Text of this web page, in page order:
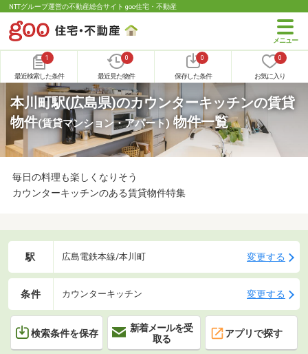
NTTグループ運営の不動産総合サイト goo住宅・不動産
1
最近検索した条件
0
最近見た物件
0
保存した条件
0
お気に入り
本川町駅(広島県)のカウンターキッチンの賃貸
物件(賃貸マンション・アパート)物件一覧
毎日の料理も楽しくなりそう
カウンターキッチンのある賃貸物件特集
駅 広島電鉄本線/本川町 変更する
条件 カウンターキッチン 変更する
検索条件を保存
新着メールを受
取る
アプリで探す